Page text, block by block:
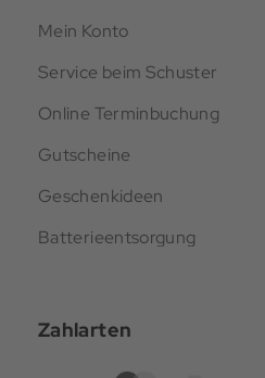
Mein Konto
Service beim Schuster
Online Terminbuchung
Gutscheine
Geschenkideen
Batterieentsorgung
Zahlarten